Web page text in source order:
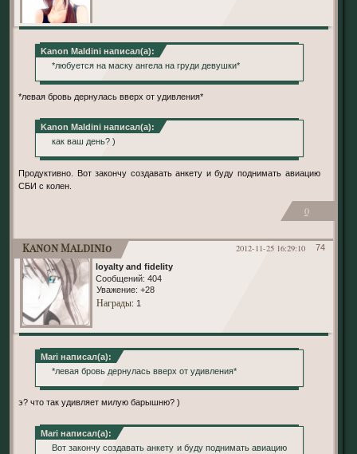
Kanon Maldini написал(а):
*любуется на маску ангела на груди девушки*
*левая бровь дернулась вверх от удивления*
Kanon Maldini написал(а):
как ваш день? )
Продуктивно. Вот закончу создавать анкету и буду поднимать авиацию
СБИ с колен.
0
74
2012-11-25 16:29:10
Kanon Maldini0
loyalty and fidelity
Сообщений: 404
Уважение: +28
Награды: 1
Mari написал(а):
*левая бровь дернулась вверх от удивления*
э? что так удивляет милую барышню? )
Mari написал(а):
Вот закончу создавать анкету и буду поднимать авиацию